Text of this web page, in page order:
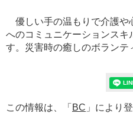
優しい手の温もりで介護や
へのコミュニケーションスキ
す。災害時の癒しのボランテ
この情報は、「 BC 」により